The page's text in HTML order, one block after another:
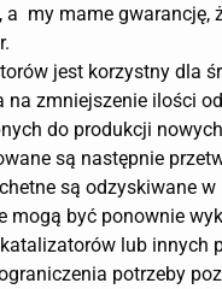
a my mame gwarancję,
jest korzystny dla
na zmniejszenie ilości
do produkcji
są następnie
są odzyskiwane w
mogą być ponownie
lub innych
potrzeby